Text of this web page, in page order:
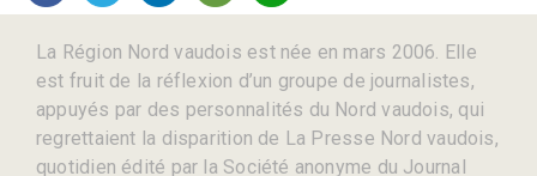
La Région Nord vaudois est née en mars 2006. Elle
est fruit de la réflexion d’un groupe de journalistes,
appuyés par des personnalités du Nord vaudois, qui
regrettaient la disparition de La Presse Nord vaudois,
quotidien édité par la Société anonyme du Journal